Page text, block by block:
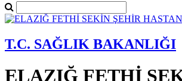
T.C. SAĞLIK BAKANLIĞI
ELAZIĞ FETHİ